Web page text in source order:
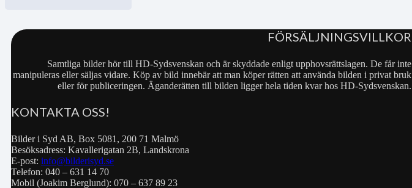
FÖRSÄLJNINGSVILLKOR
Samtliga bilder hör till HD-Sydsvenskan och är skyddade enligt upphovsrättslagen. De får inte
manipuleras eller säljas vidare. Köp av bild innebär att man köper rätten att använda bilden i privat bruk
eller för publiceringen. Äganderätten till bilden ligger hela tiden kvar hos HD-Sydsvenskan.
KONTAKTA OSS!
Bilder i Syd AB, Box 5081, 200 71 Malmö
Besöksadress: Kavallerigatan 2B, Landskrona
E-post: info@bilderisyd.se
Telefon: 040 – 631 14 70
Mobil (Joakim Berglund): 070 – 637 89 23